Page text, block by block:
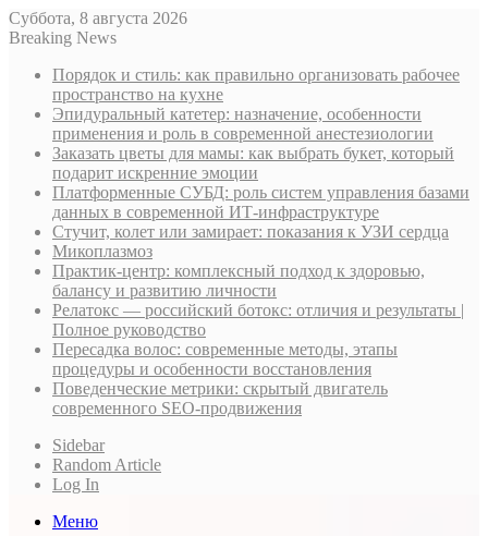
Суббота, 8 августа 2026
Breaking News
Порядок и стиль: как правильно организовать рабочее
пространство на кухне
Эпидуральный катетер: назначение, особенности
применения и роль в современной анестезиологии
Заказать цветы для мамы: как выбрать букет, который
подарит искренние эмоции
Платформенные СУБД: роль систем управления базами
данных в современной ИТ-инфраструктуре
Стучит, колет или замирает: показания к УЗИ сердца
Микоплазмоз
Практик-центр: комплексный подход к здоровью,
балансу и развитию личности
Релатокс — российский ботокс: отличия и результаты |
Полное руководство
Пересадка волос: современные методы, этапы
процедуры и особенности восстановления
Поведенческие метрики: скрытый двигатель
современного SEO-продвижения
Sidebar
Random Article
Log In
Меню